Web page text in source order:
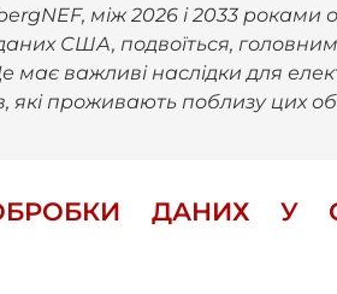
між 2026 і 2033 роками
США, подвоїться,
має важливі наслідки для
які проживають поблизу цих
ДАНИХ У